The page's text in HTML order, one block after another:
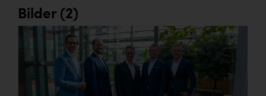
Bilder (2)